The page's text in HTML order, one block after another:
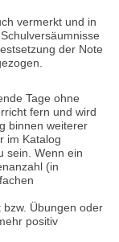
vermerkt und in
der Note
Tage ohne
fern und wird
binnen weiterer
im Katalog
sein. Wenn ein
(in
Übungen oder
positiv